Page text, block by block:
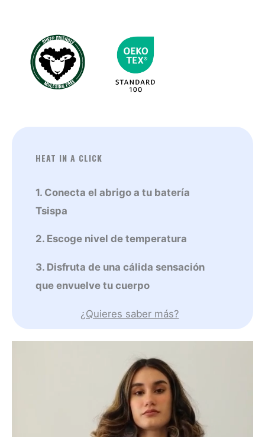
HEAT IN A CLICK
1. Conecta el abrigo a tu batería
Tsispa
2. Escoge nivel de temperatura
3. Disfruta de una cálida sensación
que envuelve tu cuerpo
¿Quieres saber más?